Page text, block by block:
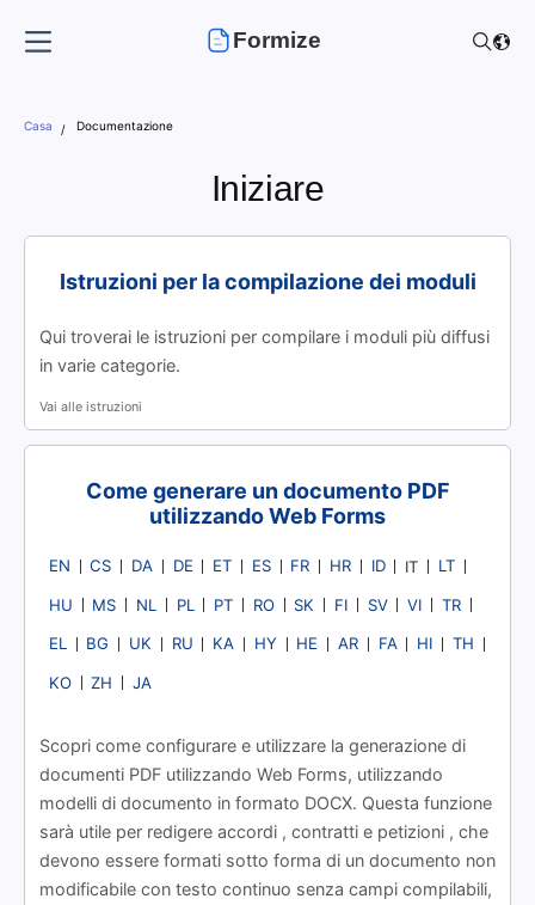
Formize
Casa Documentazione
Iniziare
Istruzioni per la compilazione dei moduli
Qui troverai le istruzioni per compilare i moduli più diffusi
in varie categorie.
Vai alle istruzioni
Come generare un documento PDF
utilizzando Web Forms
EN CS DA DE ET ES FR HR ID IT LT
HU MS NL PL PT RO SK FI SV VI TR
EL BG UK RU KA HY HE AR FA HI TH
KO ZH JA
Scopri come configurare e utilizzare la generazione di
documenti PDF utilizzando Web Forms, utilizzando
modelli di documento in formato DOCX. Questa funzione
sarà utile per redigere accordi , contratti e petizioni , che
devono essere formati sotto forma di un documento non
modificabile con testo continuo senza campi compilabili,